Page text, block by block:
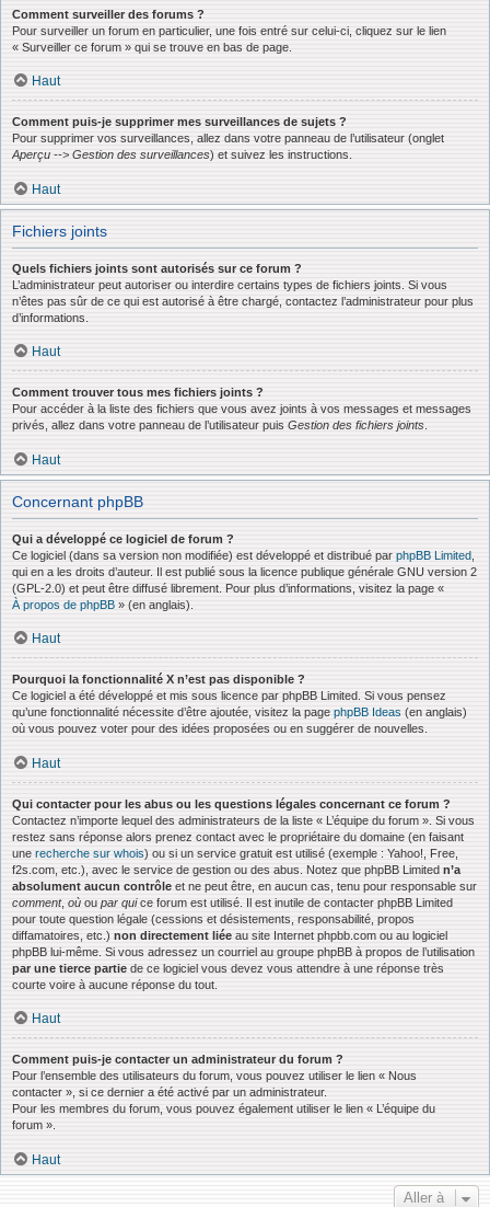
Comment surveiller des forums ?
Pour surveiller un forum en particulier, une fois entré sur celui-ci, cliquez sur le lien
« Surveiller ce forum » qui se trouve en bas de page.
Haut
Comment puis-je supprimer mes surveillances de sujets ?
Pour supprimer vos surveillances, allez dans votre panneau de l’utilisateur (onglet
Aperçu --> Gestion des surveillances) et suivez les instructions.
Haut
Fichiers joints
Quels fichiers joints sont autorisés sur ce forum ?
L’administrateur peut autoriser ou interdire certains types de fichiers joints. Si vous
n’êtes pas sûr de ce qui est autorisé à être chargé, contactez l’administrateur pour plus
d’informations.
Haut
Comment trouver tous mes fichiers joints ?
Pour accéder à la liste des fichiers que vous avez joints à vos messages et messages
privés, allez dans votre panneau de l’utilisateur puis Gestion des fichiers joints
Haut
Concernant phpBB
Qui a développé ce logiciel de forum ?
Ce logiciel (dans sa version non modifiée) est développé et distribué par phpBB Limited
qui en a les droits d’auteur. Il est publié sous la licence publique générale GNU version 2
(GPL-2.0) et peut être diffusé librement. Pour plus d’informations, visitez la page «
À propos de phpBB » (en anglais).
Haut
Pourquoi la fonctionnalité X n’est pas disponible ?
Ce logiciel a été développé et mis sous licence par phpBB Limited. Si vous pensez
qu’une fonctionnalité nécessite d’être ajoutée, visitez la page phpBB Ideas (en anglais)
où vous pouvez voter pour des idées proposées ou en suggérer de nouvelles.
Haut
Qui contacter pour les abus ou les questions légales concernant ce forum ?
Contactez n’importe lequel des administrateurs de la liste « L’équipe du forum ». Si vous
restez sans réponse alors prenez contact avec le propriétaire du domaine (en faisant
une recherche sur whois) ou si un service gratuit est utilisé (exemple : Yahoo!, Free,
f2s.com, etc.), avec le service de gestion ou des abus. Notez que phpBB Limited n’a
absolument aucun contrôle et ne peut être, en aucun cas, tenu pour responsable sur
comment, où ou par quice forum est utilisé. Il est inutile de contacter phpBB Limited
pour toute question légale (cessions et désistements, responsabilité, propos
diffamatoires, etc.) non directement liée au site Internet phpbb.com ou au logiciel
phpBB lui-même. Si vous adressez un courriel au groupe phpBB à propos de l’utilisation
par une tierce partie de ce logiciel vous devez vous attendre à une réponse très
courte voire à aucune réponse du tout.
Haut
Comment puis-je contacter un administrateur du forum ?
Pour l’ensemble des utilisateurs du forum, vous pouvez utiliser le lien « Nous
contacter », si ce dernier a été activé par un administrateur.
Pour les membres du forum, vous pouvez également utiliser le lien « L’équipe du
forum ».
Haut
Aller à